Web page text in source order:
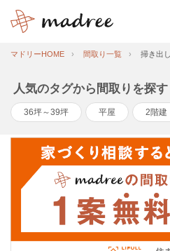
マドリーHOME 間取り一覧 掃き出
人気のタグから間取りを探す
36坪～39坪 平屋 2階建